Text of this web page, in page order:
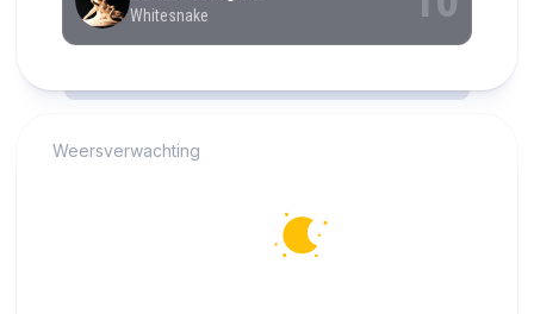
Weersverwachting